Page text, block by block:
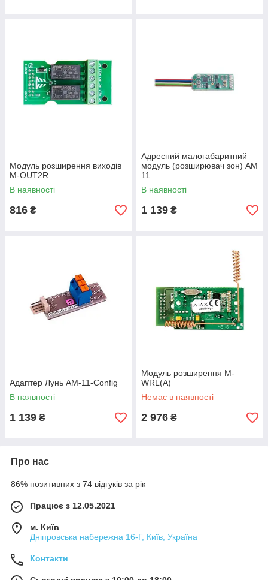
Модуль розширення виходів
M-OUT2R
В наявності
816 ₴
Адресний малогабаритний
модуль (розширювач зон) АМ
11
В наявності
1 139 ₴
Адаптер Лунь АМ-11-Config
В наявності
1 139 ₴
Модуль розширення M-
WRL(A)
Немає в наявності
2 976 ₴
Про нас
86% позитивних з 74 відгуків за рік
Працює з 12.05.2021
м. Київ
Дніпровська набережна 16-Г, Київ, Україна
Контакти